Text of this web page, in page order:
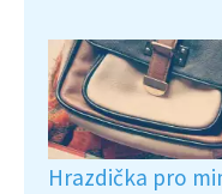
Hrazdička pro